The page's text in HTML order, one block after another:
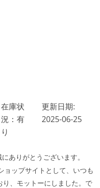
在庫状
況：有
り
更新日期:
2025-06-25
ありがとうございます。
ップサイトとして、いつも
、モットーにしました。で